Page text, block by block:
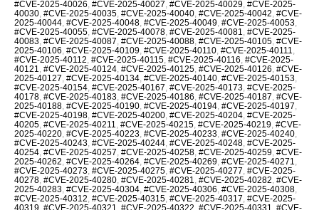
#CVE-2025-40026, #CVE-2025-40027, #CVE-2025-40029, #CVE-2025-
40030, #CVE-2025-40035, #CVE-2025-40040, #CVE-2025-40042, #CVE-
2025-40044, #CVE-2025-40048, #CVE-2025-40049, #CVE-2025-40053,
#CVE-2025-40055, #CVE-2025-40078, #CVE-2025-40081, #CVE-2025-
40083, #CVE-2025-40087, #CVE-2025-40088, #CVE-2025-40105, #CVE-
2025-40106, #CVE-2025-40109, #CVE-2025-40110, #CVE-2025-40111,
#CVE-2025-40112, #CVE-2025-40115, #CVE-2025-40116, #CVE-2025-
40121, #CVE-2025-40124, #CVE-2025-40125, #CVE-2025-40126, #CVE-
2025-40127, #CVE-2025-40134, #CVE-2025-40140, #CVE-2025-40153,
#CVE-2025-40154, #CVE-2025-40167, #CVE-2025-40173, #CVE-2025-
40178, #CVE-2025-40183, #CVE-2025-40186, #CVE-2025-40187, #CVE-
2025-40188, #CVE-2025-40190, #CVE-2025-40194, #CVE-2025-40197,
#CVE-2025-40198, #CVE-2025-40200, #CVE-2025-40204, #CVE-2025-
40205, #CVE-2025-40211, #CVE-2025-40215, #CVE-2025-40219, #CVE-
2025-40220, #CVE-2025-40223, #CVE-2025-40233, #CVE-2025-40240,
#CVE-2025-40243, #CVE-2025-40244, #CVE-2025-40248, #CVE-2025-
40254, #CVE-2025-40257, #CVE-2025-40258, #CVE-2025-40259, #CVE-
2025-40262, #CVE-2025-40264, #CVE-2025-40269, #CVE-2025-40271,
#CVE-2025-40273, #CVE-2025-40275, #CVE-2025-40277, #CVE-2025-
40278, #CVE-2025-40280, #CVE-2025-40281, #CVE-2025-40282, #CVE-
2025-40283, #CVE-2025-40304, #CVE-2025-40306, #CVE-2025-40308,
#CVE-2025-40312, #CVE-2025-40315, #CVE-2025-40317, #CVE-2025-